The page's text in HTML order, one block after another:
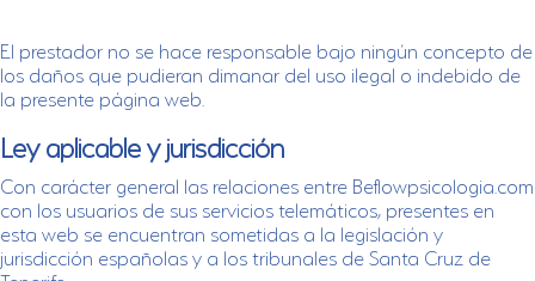
El prestador no se hace responsable bajo ningún concepto de
los daños que pudieran dimanar del uso ilegal o indebido de
la presente página web.
Ley aplicable y jurisdicción
Con carácter general las relaciones entre Beflowpsicologia.com
con los usuarios de sus servicios telemáticos, presentes en
esta web se encuentran sometidas a la legislación y
jurisdicción españolas y a los tribunales de Santa Cruz de